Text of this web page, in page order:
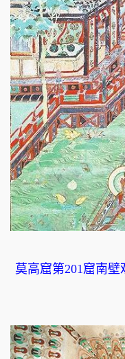
莫高窟第201窟南